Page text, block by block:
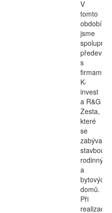
V
tomto
období
jsme
s
firmami
K-
invest
a R&G
Zesta,
které
se
zabývají
stavbou
rodinných
a
bytových
domů.
Při